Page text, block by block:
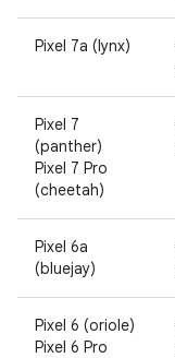
Pixel 7a (lynx)
Pixel 7
(panther)
Pixel 7 Pro
(cheetah)
Pixel 6a
(bluejay)
Pixel 6 (oriole)
Pixel 6 Pro